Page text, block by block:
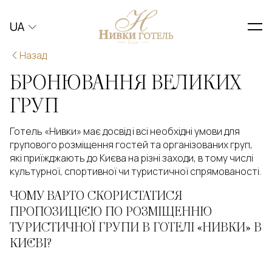
UA
Назад
БРОНЮВАННЯ ВЕЛИКИХ
ГРУП
Готель «Нивки» має досвід і всі необхідні умови для
групового розміщення гостей та організованих груп,
які приїжджають до Києва на різні заходи, в тому числі
культурної, спортивної чи туристичної спрямованості.
ЧОМУ ВАРТО СКОРИСТАТИСЯ
ПРОПОЗИЦІЄЮ ПО РОЗМІЩЕННЮ
ТУРИСТИЧНОЇ ГРУПИ В ГОТЕЛІ «НИВКИ» В
КИЄВІ?